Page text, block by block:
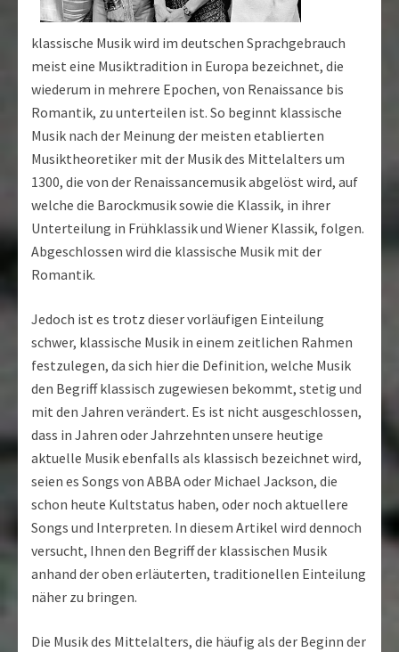
klassische Musik wird im deutschen Sprachgebrauch
meist eine Musiktradition in Europa bezeichnet, die
wiederum in mehrere Epochen, von Renaissance bis
Romantik, zu unterteilen ist. So beginnt klassische
Musik nach der Meinung der meisten etablierten
Musiktheoretiker mit der Musik des Mittelalters um
1300, die von der Renaissancemusik abgelöst wird, auf
welche die Barockmusik sowie die Klassik, in ihrer
Unterteilung in Frühklassik und Wiener Klassik, folgen.
Abgeschlossen wird die klassische Musik mit der
Romantik.
Jedoch ist es trotz dieser vorläufigen Einteilung
schwer, klassische Musik in einem zeitlichen Rahmen
festzulegen, da sich hier die Definition, welche Musik
den Begriff klassisch zugewiesen bekommt, stetig und
mit den Jahren verändert. Es ist nicht ausgeschlossen,
dass in Jahren oder Jahrzehnten unsere heutige
aktuelle Musik ebenfalls als klassisch bezeichnet wird,
seien es Songs von ABBA oder Michael Jackson, die
schon heute Kultstatus haben, oder noch aktuellere
Songs und Interpreten. In diesem Artikel wird dennoch
versucht, Ihnen den Begriff der klassischen Musik
anhand der oben erläuterten, traditionellen Einteilung
näher zu bringen.
Die Musik des Mittelalters, die häufig als der Beginn der